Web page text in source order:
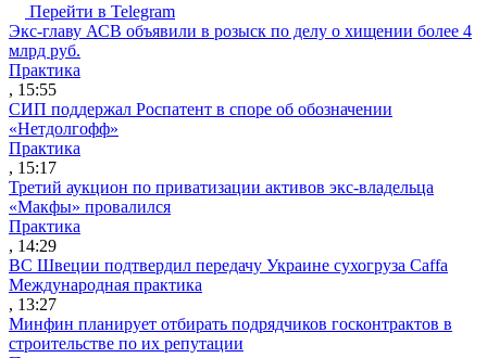
Перейти в Telegram
Экс-главу АСВ объявили в розыск по делу о хищении более 4
млрд руб.
Практика
, 15:55
СИП поддержал Роспатент в споре об обозначении
«Нетдолгофф»
Практика
, 15:17
Третий аукцион по приватизации активов экс-владельца
«Макфы» провалился
Практика
, 14:29
ВС Швеции подтвердил передачу Украине сухогруза Caffa
Международная практика
, 13:27
Минфин планирует отбирать подрядчиков госконтрактов в
строительстве по их репутации